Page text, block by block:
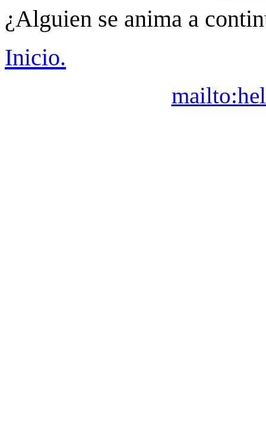
¿Alguien se anima a
Inicio.